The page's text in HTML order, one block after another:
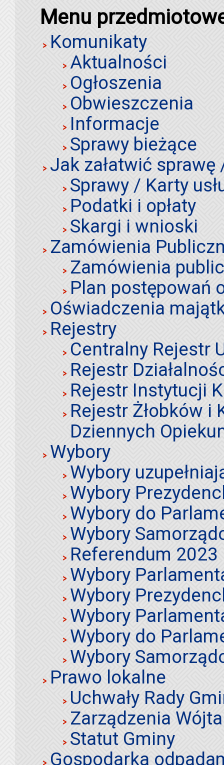
Menu
Komunikaty
Aktualności
Ogłoszenia
Obwieszczenia
Informacje
Sprawy bieżące
Jak załatwić sprawę
Sprawy / Karty
Podatki i opłaty
Skargi i wnioski
Zamówienia
Zamówienia
Plan postępowań
Oświadczenia
Rejestry
Centralny Rejestr
Rejestr
Rejestr Instytucji
Rejestr Żłobków i
Dziennych
Wybory
Wybory
Wybory
Wybory do
Wybory
Referendum 2023
Wybory
Wybory
Wybory
Wybory do
Wybory
Prawo lokalne
Uchwały Rady
Zarządzenia Wójta
Statut Gminy
Gospodarka